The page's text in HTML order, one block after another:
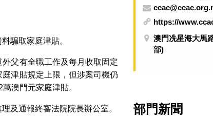
騙取家庭津貼。
父有全職工作及每月收取固定
津貼規定上限，但涉案司機仍
澳門元家庭津貼。
及通報終審法院院長辦公室。
https://
澳門冼星海大馬
部)
部門新聞